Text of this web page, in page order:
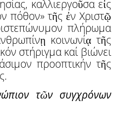
καλλιεργοῦσα εἰς
πόθον» τῆς ἐν Χριστῷ
πλήρωμα
κοινωνίᾳ τῆς
στήριγμα καί βιώνει
προοπτικήν τῆς
τῶν συγχρόνων